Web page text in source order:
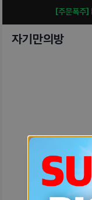
[주문폭주]
자기만의방